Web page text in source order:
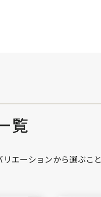
覧
エーションから選ぶこと